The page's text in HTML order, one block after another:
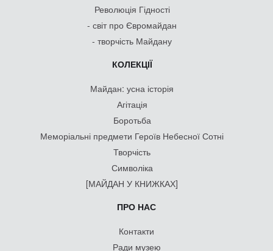
Революція Гідності
- світ про Євромайдан
- творчість Майдану
КОЛЕКЦІЇ
Майдан: усна історія
Агітація
Боротьба
Меморіальні предмети Героїв Небесної Сотні
Творчість
Символіка
[МАЙДАН У КНИЖКАХ]
ПРО НАС
Контакти
Ради музею